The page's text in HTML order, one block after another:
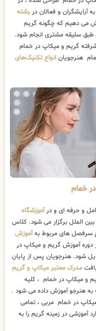
آرایشگران و فعالان در رشته
می دهیم که چگونه گریم
سلیقه مشتری انجام شود.
گریم و میکاپ در خمام
هنرجویان انواع تکنیک‌های
خمام
و حرفه ای و درآموزشگاه
الملل برگزار می شود. کلاس
سرفصل های مربوط بهآموزش
آموزش گریم و میکاپ در
شود. هنرجویان پس از پایان
مدرک معتبر میکاپ و گریم
و میکاپ در خمام ، کلیه
هنرجو آموزش داده می شود .
در خمام مربی ، تمامی
آموزشی در زمینه گریم را به